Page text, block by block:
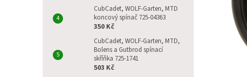
CubCadet, WOLF-Garten, MTD
koncový spínač 725-04363
350 Kč
CubCadet, WOLF-Garten, MTD,
Bolens a Gutbrod spínací
skříňka 725-1741
503 Kč